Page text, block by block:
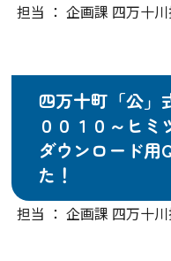
担当 ： 企画課 四万十
四万十町「公」
００１０～ヒ
ダウンロード用
た！
担当 ： 企画課 四万十